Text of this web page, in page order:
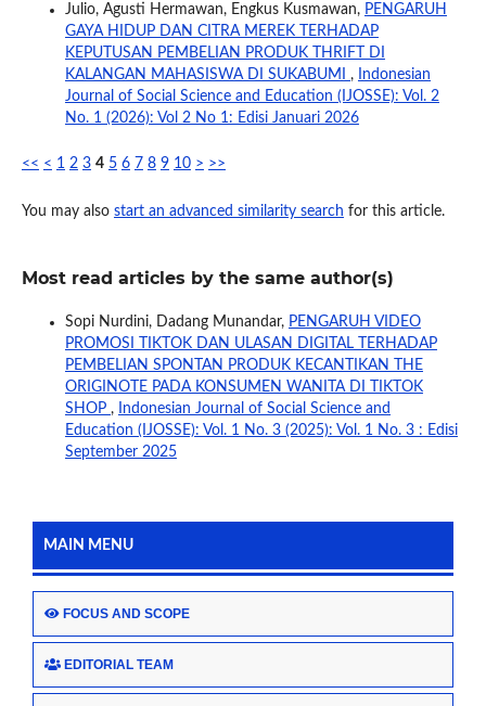
Julio, Agusti Hermawan, Engkus Kusmawan, PENGARUH
GAYA HIDUP DAN CITRA MEREK TERHADAP
KEPUTUSAN PEMBELIAN PRODUK THRIFT DI
KALANGAN MAHASISWA DI SUKABUMI ,
Indonesian
Journal of Social Science and Education (IJOSSE): Vol. 2
No. 1 (2026): Vol 2 No 1: Edisi Januari 2026
<< < 1 2 3 4 5 6 7 8 9 10 > >>
You may also start an advanced similarity search for this article.
Most read articles by the same author(s)
Sopi Nurdini, Dadang Munandar, PENGARUH VIDEO
PROMOSI TIKTOK DAN ULASAN DIGITAL TERHADAP
PEMBELIAN SPONTAN PRODUK KECANTIKAN THE
ORIGINOTE PADA KONSUMEN WANITA DI TIKTOK
SHOP ,
Indonesian Journal of Social Science and
Education (IJOSSE): Vol. 1 No. 3 (2025): Vol. 1 No. 3 : Edisi
September 2025
MAIN MENU
FOCUS AND SCOPE
EDITORIAL TEAM